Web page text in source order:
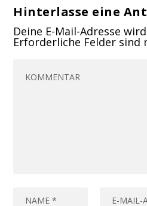
Hinterlasse eine
Deine E-Mail-Adresse
Erforderliche Felder